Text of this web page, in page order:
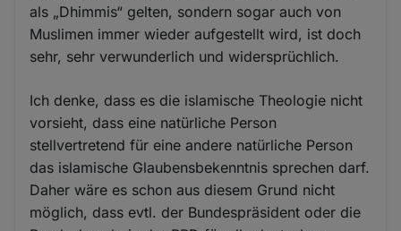
als „Dhimmis“ gelten, sondern sogar auch von
Muslimen immer wieder aufgestellt wird, ist doch
sehr, sehr verwunderlich und widersprüchlich.
Ich denke, dass es die islamische Theologie nicht
vorsieht, dass eine natürliche Person
stellvertretend für eine andere natürliche Person
das islamische Glaubensbekenntnis sprechen darf.
Daher wäre es schon aus diesem Grund nicht
möglich, dass evtl. der Bundespräsident oder die